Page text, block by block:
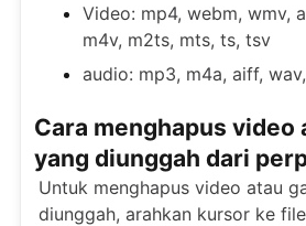
Video: mp4, webm, wmv,
m4v, m2ts, mts, ts, tsv
audio: mp3, m4a, aiff,
Cara menghapus video
yang diunggah dari
Untuk menghapus video atau
diunggah, arahkan kursor ke